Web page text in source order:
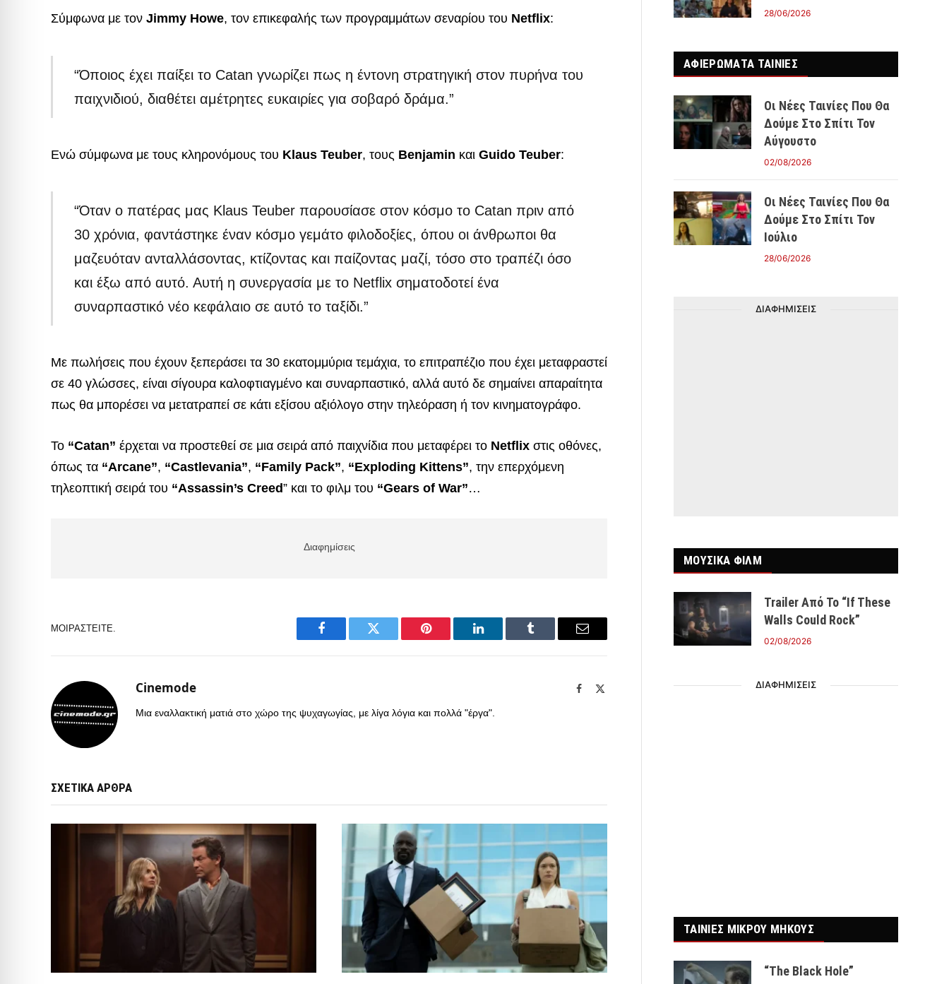
Σύμφωνα με τον Jimmy Howe, τον επικεφαλής των προγραμμάτων σεναρίου του Netflix:
“Όποιος έχει παίξει το Catan γνωρίζει πως η έντονη στρατηγική στον πυρήνα του
παιχνιδιού, διαθέτει αμέτρητες ευκαιρίες για σοβαρό δράμα.”
Ενώ σύμφωνα με τους κληρονόμους του Klaus Teuber, τους Benjamin και Guido Teuber:
“Όταν ο πατέρας μας Klaus Teuber παρουσίασε στον κόσμο το Catan πριν από
30 χρόνια, φαντάστηκε έναν κόσμο γεμάτο φιλοδοξίες, όπου οι άνθρωποι θα
μαζευόταν ανταλλάσοντας, κτίζοντας και παίζοντας μαζί, τόσο στο τραπέζι όσο
και έξω από αυτό. Αυτή η συνεργασία με το Netflix σηματοδοτεί ένα
συναρπαστικό νέο κεφάλαιο σε αυτό το ταξίδι.”
Με πωλήσεις που έχουν ξεπεράσει τα 30 εκατομμύρια τεμάχια, το επιτραπέζιο που έχει μεταφραστεί
σε 40 γλώσσες, είναι σίγουρα καλοφτιαγμένο και συναρπαστικό, αλλά αυτό δε σημαίνει απαραίτητα
πως θα μπορέσει να μετατραπεί σε κάτι εξίσου αξιόλογο στην τηλεόραση ή τον κινηματογράφο.
Το “Catan” έρχεται να προστεθεί σε μια σειρά από παιχνίδια που μεταφέρει το Netflix στις οθόνες,
όπως τα “Arcane”, “Castlevania”, “Family Pack”, “Exploding Kittens”, την επερχόμενη
τηλεοπτική σειρά του “Assassin’s Creed” και το φιλμ του “Gears of War”…
Διαφημίσεις
ΜΟΙΡΑΣΤΕΊΤΕ.
Facebook Twitter Pinterest LinkedIn Tumblr Email
Cinemode Facebook
Μια εναλλακτική ματιά στο χώρο της ψυχαγωγίας, με λίγα λόγια και πολλά "έργα".
ΣΧΕΤΙΚΑ ΑΡΘΡΑ
28/06/2026
ΑΦΙΕΡΩΜΑΤΑ ΤΑΙΝΊΕΣ
Οι Νέες Ταινίες Που Θα
Δούμε Στο Σπίτι Τον
Αύγουστο
02/08/2026
Οι Νέες Ταινίες Που Θα
Δούμε Στο Σπίτι Τον
Ιούλιο
28/06/2026
ΔΙΑΦΗΜΙΣΕΙΣ
ΜΟΥΣΙΚΑ ΦΙΛΜ
Trailer Από Το “If These
Walls Could Rock”
02/08/2026
ΔΙΑΦΗΜΙΣΕΙΣ
ΤΑΙΝΙΕΣ ΜΙΚΡΟΥ ΜΗΚΟΥΣ
“The Black Hole”